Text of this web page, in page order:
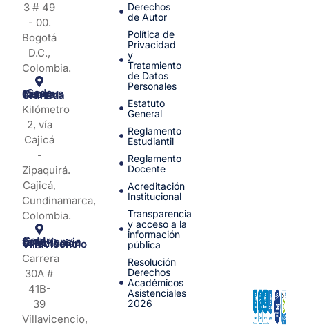
3 # 49
- 00.
Bogotá
D.C.,
Colombia.
Sede Campus Nueva Granada
Kilómetro
2, vía
Cajicá
-
Zipaquirá.
Cajicá,
Cundinamarca,
Colombia.
Centro de Experiencia y Orientación Villavicencio
Carrera
30A #
41B-
39
Villavicencio,
Derechos
de Autor
Política de
Privacidad
y
Tratamiento
de Datos
Personales
Estatuto
General
Reglamento
Estudiantil
Reglamento
Docente
Acreditación
Institucional
Transparencia
y acceso a la
información
pública
Resolución
Derechos
Académicos
Asistenciales
2026